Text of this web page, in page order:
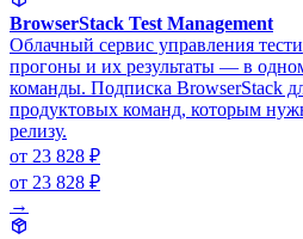
BrowserStack Test Management
Облачный сервис управления
прогоны и их результаты — в
команды. Подписка BrowserStack
продуктовых команд, которым
релизу.
от 23 828 ₽
от 23 828 ₽
→